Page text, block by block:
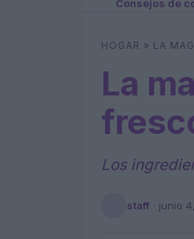
Consejos de
HOGAR » LA
La
Los
staff · junio